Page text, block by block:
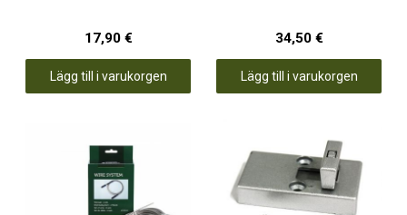
17,90 €
Lägg till i varukorgen
34,50 €
Lägg till i varukorgen